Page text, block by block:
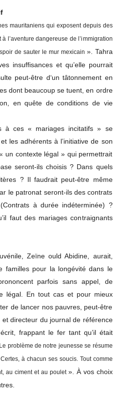
mauritaniens qui exposent depuis des
l’aventure dangereuse de l’immigration
de sauter le mur mexicain ». Tahra
insuffisances et qu’elle pourrait
peut-être d‘un tâtonnement en
dont beaucoup se tuent, en ordre
en quête de conditions de vie
à ces « mariages incitatifs » se
les adhérents à l’initiative de son
un contexte légal » qui permettrait
seront-ils choisis ? Dans quels
? Il faudrait peut-être même
le patronat seront-ils des contrats
à durée indéterminée) ?
faut des mariages contraignants
Zeïne ould Abidine, aurait,
familles pour la longévité dans le
parfois sans appel, de
légal. En tout cas et pour mieux
de lancer nos pauvres, peut-être
directeur du journal de référence
frappant le fer tant qu’il était
problème de notre jeunesse se résume
à chacun ses soucis. Tout comme
au ciment et au poulet ». À vos choix